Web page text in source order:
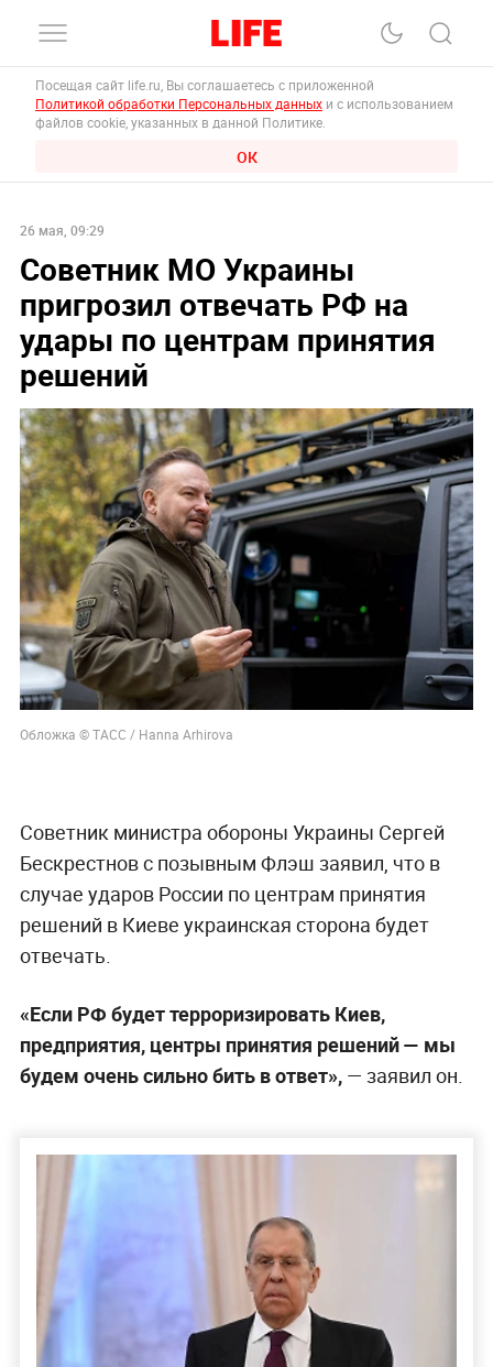
Посещая сайт life.ru, Вы соглашаетесь с приложенной
Политикой обработки Персональных данных и с использованием
файлов cookie, указанных в данной Политике.
ОК
26 мая, 09:29
Советник МО Украины
пригрозил отвечать РФ на
удары по центрам принятия
решений
Обложка © ТАСС / Hanna Arhirova
Советник министра обороны Украины Сергей
Бескрестнов с позывным Флэш заявил, что в
случае ударов России по центрам принятия
решений в Киеве украинская сторона будет
отвечать.
«Если РФ будет терроризировать Киев,
предприятия, центры принятия решений — мы
будем очень сильно бить в ответ»,— заявил он.